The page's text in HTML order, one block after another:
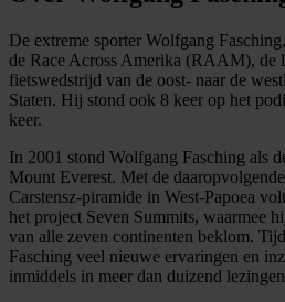
De extreme sporter Wolfgang
de Race Across Amerika (RAAM), de
fietswedstrijd van de oost- naar de
Staten. Hij stond ook 8 keer op het
keer.
In 2001 stond Wolfgang Fasching als
Mount Everest. Met de
Carstensz-piramide in West-Papoea
het project Seven Summits, waarmee
van alle zeven continenten beklom.
Fasching veel nieuwe ervaringen en
inmiddels in meer dan duizend